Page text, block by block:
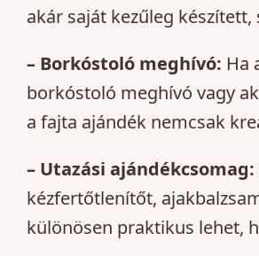
akár saját kezűleg
– Borkóstoló meghívó: Ha
borkóstoló meghívó vagy
a fajta ajándék nemcsak
– Utazási ajándékcsomag:
kézfertőtlenítőt,
különösen praktikus lehet,